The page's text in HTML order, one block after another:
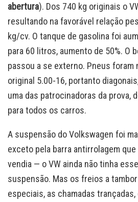
abertura). Dos 740 kg originais o
resultando na favorável relação
kg/cv. O tanque de gasolina foi
para 60 litros, aumento de 50%. O
passou a se externo. Pneus foram
original 5.00-16, portanto
uma das patrocinadoras da prova,
para todos os carros.
A suspensão do Volkswagen foi
exceto pela barra antirrolagem
vendia — o VW ainda não tinha
suspensão. Mas os freios a
especiais, as chamadas